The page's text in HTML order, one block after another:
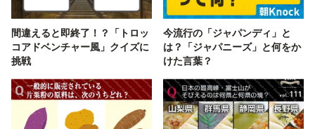
間違えると即終了！？「トロッ
コアドベンチャー風」クイズに
挑戦
今流行の「ジャパンディ」と
は？「ジャパニーズ」と何をか
けた言葉？